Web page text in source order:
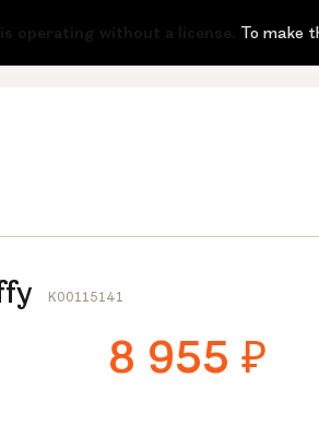
operating without a license.To make
K00115141
8 955₽